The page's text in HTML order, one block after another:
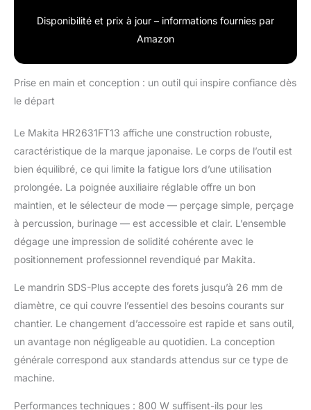
Disponibilité et prix à jour – informations fournies par
Amazon
Prise en main et conception : un outil qui inspire confiance dès
le départ
Le Makita HR2631FT13 affiche une construction robuste,
caractéristique de la marque japonaise. Le corps de l’outil est
bien équilibré, ce qui limite la fatigue lors d’une utilisation
prolongée. La poignée auxiliaire réglable offre un bon
maintien, et le sélecteur de mode — perçage simple, perçage
à percussion, burinage — est accessible et clair. L’ensemble
dégage une impression de solidité cohérente avec le
positionnement professionnel revendiqué par Makita.
Le mandrin SDS-Plus accepte des forets jusqu’à 26 mm de
diamètre, ce qui couvre l’essentiel des besoins courants sur
chantier. Le changement d’accessoire est rapide et sans outil,
un avantage non négligeable au quotidien. La conception
générale correspond aux standards attendus sur ce type de
machine.
Performances techniques : 800 W suffisent-ils pour les